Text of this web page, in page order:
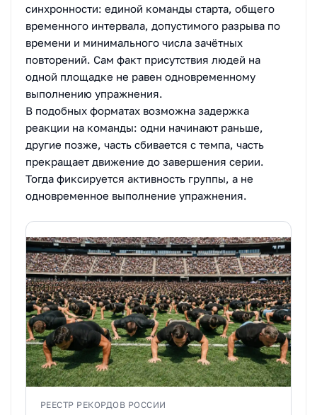
синхронности: единой команды старта, общего
временного интервала, допустимого разрыва по
времени и минимального числа зачётных
повторений. Сам факт присутствия людей на
одной площадке не равен одновременному
выполнению упражнения.
В подобных форматах возможна задержка
реакции на команды: одни начинают раньше,
другие позже, часть сбивается с темпа, часть
прекращает движение до завершения серии.
Тогда фиксируется активность группы, а не
одновременное выполнение упражнения.
РЕЕСТР РЕКОРДОВ РОССИИ